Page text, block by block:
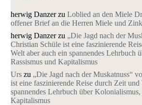
herwig DanzerzuLoblied an den Miele
offener Brief an die Herren Miele und
herwig Danzerzu „Die Jagd nach der
Christian Schüle ist eine faszinierende
Welt aber auch ein spannendes Lehrbuch
Rassismus und Kapitalismus
Urs zu „Die Jagd nach der Muskatnuss“
ist eine faszinierende Reise durch Zeit und
spannendes Lehrbuch über Kolonialismus,
Kapitalismus